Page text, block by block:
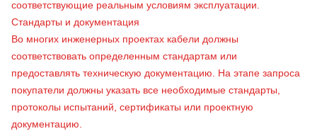
соответствующие реальным условиям эксплуатации.
Стандарты и документация
Во многих инженерных проектах кабели должны
соответствовать определенным стандартам или
предоставлять техническую документацию. На этапе запроса
покупатели должны указать все необходимые стандарты,
протоколы испытаний, сертификаты или проектную
документацию.